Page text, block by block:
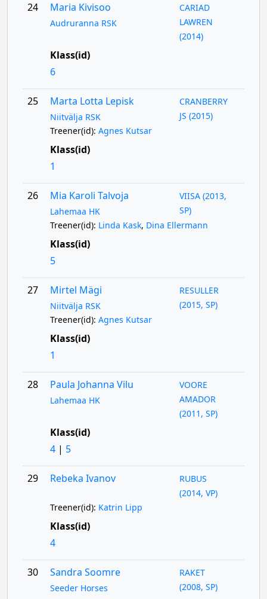
24 Maria Kivisoo
Audruranna RSK
CARIAD
LAWREN
(2014)
Klass(id)
6
25 Marta Lotta Lepisk
Niitvälja RSK
CRANBERRY
JS (2015)
Treener(id): Agnes Kutsar
Klass(id)
1
26 Mia Karoli Talvoja
Lahemaa HK
VIISA (2013,
SP)
Treener(id): Linda Kask, Dina Ellermann
Klass(id)
5
27 Mirtel Mägi
Niitvälja RSK
RESULLER
(2015, SP)
Treener(id): Agnes Kutsar
Klass(id)
1
28 Paula Johanna Vilu
Lahemaa HK
VOORE
AMADOR
(2011, SP)
Klass(id)
4| 5
29 Rebeka Ivanov
RUBUS
(2014, VP)
Treener(id): Katrin Lipp
Klass(id)
4
30 Sandra Soomre
Seeder Horses
RAKET
(2008, SP)